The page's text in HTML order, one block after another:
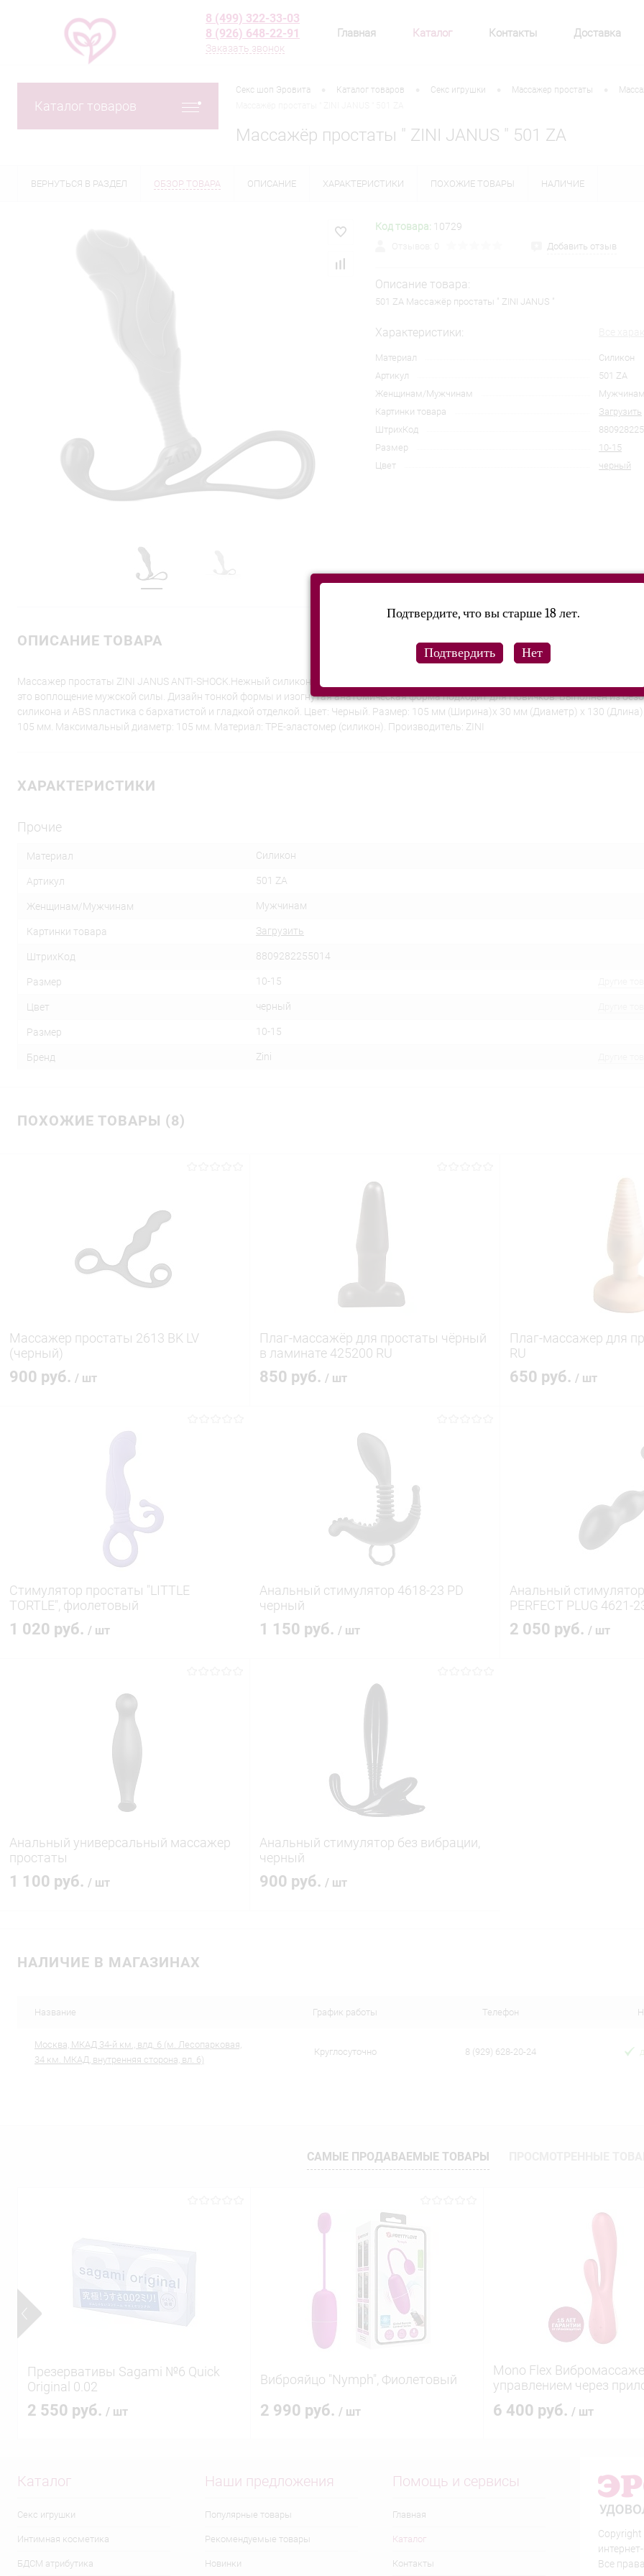
8 (499) 322-33-03
8 (926) 648-22-91
Заказать звонок
Главная Каталог Контакты Доставка
Каталог товаров
Секс шоп Эровита Каталог товаров Секс игрушки Массажер простаты
Массажёр простаты " ZINI JANUS " 501 ZA
ВЕРНУТЬСЯ В РАЗДЕЛ ОБЗОР ТОВАРА ОПИСАНИЕ ХАРАКТЕРИСТИКИ ПОХОЖИЕ ТОВАРЫ НАЛИЧИЕ
Код товара: 10729
Добавить отзыв
Описание товара:
501 ZA Массажёр простаты " ZINI JANUS "
Характеристики:
Материал
Силикон
Артикул
501 ZA
Женщинам/Мужчинам
Мужчинам
Картинки товара
Загрузить
ШтрихКод
Размер
10-15
Цвет
черный
ОПИСАНИЕ ТОВАРА
Массажер простаты ZINI JANUS ANTI-SHOCK.Нежный силикон и крепкий внутренний каркас показывает две разные стороны
это воплощение мужской силы. Дизайн тонкой формы и изогнутая анатомическая форма подходит для Новичков. Выполнен из
силикона и ABS пластика с бархатистой и гладкой отделкой. Цвет: Черный. Размер: 105 мм (Ширина)х 30 мм (Диаметр) x 130
105 мм. Максимальный диаметр: 105 мм. Материал: TPE-эластомер (силикон). Производитель: ZINI
ХАРАКТЕРИСТИКИ
Прочие
Материал Силикон
Артикул 501 ZA
Женщинам/Мужчинам Мужчинам
Картинки товара Загрузить
ШтрихКод 8809282255014
Размер 10-15
Цвет черный
Размер 10-15
Бренд Zini
ПОХОЖИЕ ТОВАРЫ (8)
Массажер простаты 2613 BK LV
(черный)
900 руб. / шт
В корзину
Плаг-массажёр для простаты чёрный
в ламинате 425200 RU
850 руб. / шт
В корзину
Плаг-массажер для
RU
650 руб. / шт
Стимулятор простаты "LITTLE
TORTLE", фиолетовый
1 020 руб. / шт
Анальный стимулятор 4618-23 PD
черный
1 150 руб. / шт
В корзину
Анальный стимулятор
PERFECT PLUG 4621-
2 050 руб. / шт
Анальный универсальный массажер
простаты
1 100 руб. / шт
Анальный стимулятор без вибрации,
черный
900 руб. / шт
НАЛИЧИЕ В МАГАЗИНАХ
Название График работы Телефон
Москва, МКАД 34-й км., влд. 6 (м. Лесопарковая,
34 км. МКАД, внутренняя сторона, вл. 6)
Круглосуточно 8 (929) 628-20-24
САМЫЕ ПРОДАВАЕМЫЕ ТОВАРЫ
Презервативы Sagami №6 Quick
Original 0.02
2 550 руб. / шт
Виброяйцо "Nymph", Фиолетовый
2 990 руб. / шт
Mono Flex
управлением через
6 400 руб. / шт
Каталог
Секс игрушки
Интимная косметика
БДСМ атрибутика
Наши предложения
Популярные товары
Рекомендуемые товары
Новинки
Помощь и сервисы
Главная
Каталог
Контакты
Все
Подтвердите, что вы старше 18 лет.